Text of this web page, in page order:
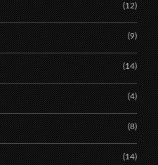
(12)
(9)
(14)
(4)
(8)
(14)